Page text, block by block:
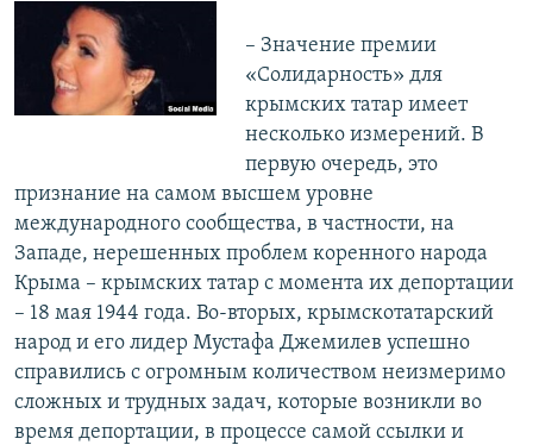
– Значение премии
«Солидарность» для
крымских татар имеет
несколько измерений. В
первую очередь, это
признание на самом высшем уровне
международного сообщества, в частности, на
Западе, нерешенных проблем коренного народа
Крыма – крымских татар с момента их депортации
– 18 мая 1944 года. Во-вторых, крымскотатарский
народ и его лидер Мустафа Джемилев успешно
справились с огромным количеством неизмеримо
сложных и трудных задач, которые возникли во
время депортации, в процессе самой ссылки и